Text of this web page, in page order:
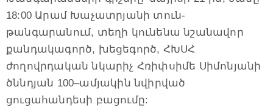
18:00 Արամ Խաչատրյանի տուն-
թանգարանում, տեղի կունենա նշանավոր
քանդակագործ, խեցեգործ, ՀԽՍՀ
ժողովրդական նկարիչ Հռիփսիմե Սիմոնյանի
ծննդյան 100–ամյակին նվիրված
ցուցահանդեսի բացումը: